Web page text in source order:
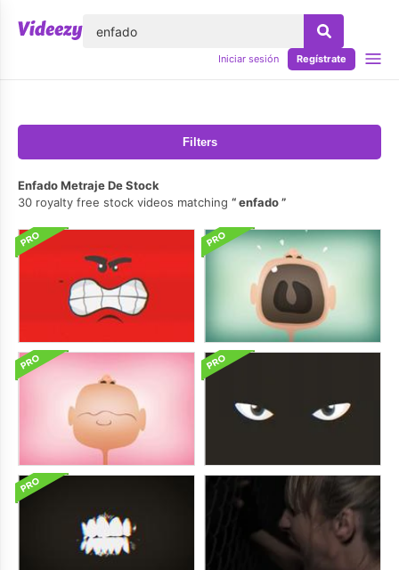
Iniciar sesión Regístrate
Filters
Enfado Metraje De Stock
30 royalty free stock videos matching
enfado